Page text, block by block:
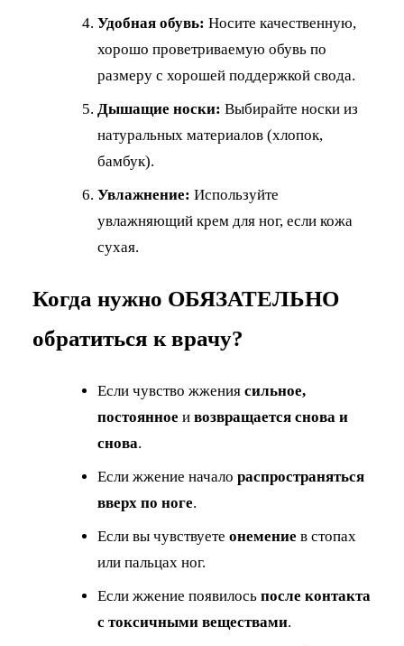
Удобная обувь: Носите качественную,
хорошо проветриваемую обувь по
размеру с хорошей поддержкой свода.
Дышащие носки: Выбирайте носки из
натуральных материалов (хлопок,
бамбук).
Увлажнение: Используйте
увлажняющий крем для ног, если кожа
сухая.
Когда нужно ОБЯЗАТЕЛЬНО
обратиться к врачу?
Если чувство жжения сильное,
постоянное и возвращается снова и
снова.
Если жжение начало распространяться
вверх по ноге.
Если вы чувствуете онемение в стопах
или пальцах ног.
Если жжение появилось после контакта
с токсичными веществами.